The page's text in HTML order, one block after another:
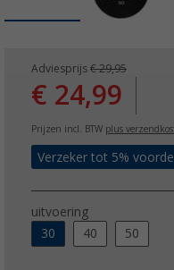
Adviesprijs € 29,95
€ 24,99
Prijzen incl. BTW plus
Verzeker tot 5%
uitvoering
30
40 50